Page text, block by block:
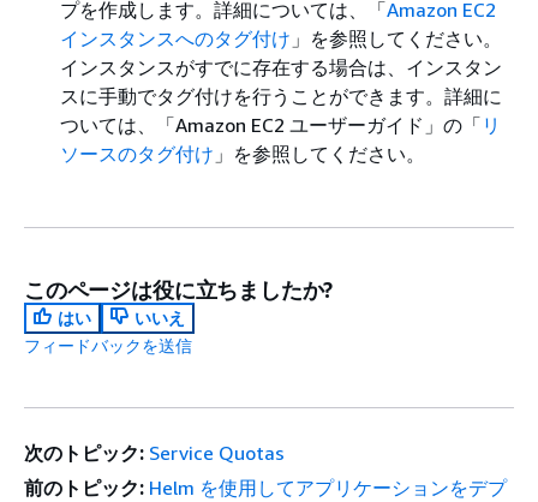
プを作成します。詳細については、「Amazon EC2
インスタンスへのタグ付け 」を参照してください。
インスタンスがすでに存在する場合は、インスタン
スに手動でタグ付けを行うことができます。詳細に
ついては、「Amazon EC2 ユーザーガイド」の「 リ
ソースのタグ付け 」を参照してください。
このページは役に立ちましたか?
はい
いいえ
フィードバックを送信
次のトピック: Service Quotas
前のトピック: Helm を使用してアプリケーションをデプ